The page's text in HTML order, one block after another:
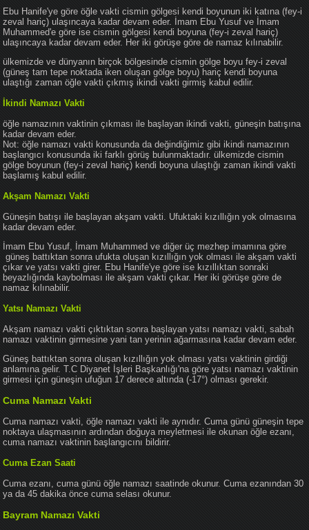
Ebu Hanife'ye göre öğle vakti cismin gölgesi kendi boyunun iki katına (fey-i
zeval hariç) ulaşıncaya kadar devam eder. İmam Ebu Yusuf ve İmam
Muhammed'e göre ise cismin gölgesi kendi boyuna (fey-i zeval hariç)
ulaşıncaya kadar devam eder. Her iki görüşe göre de namaz kılınabilir.
ülkemizde ve dünyanın birçok bölgesinde cismin gölge boyu fey-i zeval
(güneş tam tepe noktada iken oluşan gölge boyu) hariç kendi boyuna
ulaştığı zaman öğle vakti çıkmış ikindi vakti girmiş kabul edilir.
İkindi Namazı Vakti
öğle namazının vaktinin çıkması ile başlayan ikindi vakti, güneşin batışına
kadar devam eder.
Not: öğle namazı vakti konusunda da değindiğimiz gibi ikindi namazının
başlangıcı konusunda iki farklı görüş bulunmaktadır. ülkemizde cismin
gölge boyunun (fey-i zeval hariç) kendi boyuna ulaştığı zaman ikindi vakti
başlamış kabul edilir.
Akşam Namazı Vakti
Güneşin batışı ile başlayan akşam vakti. Ufuktaki kızıllığın yok olmasına
kadar devam eder.
İmam Ebu Yusuf, İmam Muhammed ve diğer üç mezhep imamına göre
güneş battıktan sonra ufukta oluşan kızıllığın yok olması ile akşam vakti
çıkar ve yatsı vakti girer. Ebu Hanife'ye göre ise kızıllıktan sonraki
beyazlığında kaybolması ile akşam vakti çıkar. Her iki görüşe göre de
namaz kılınabilir.
Yatsı Namazı Vakti
Akşam namazı vakti çıktıktan sonra başlayan yatsı namazı vakti, sabah
namazı vaktinin girmesine yani tan yerinin ağarmasına kadar devam eder.
Güneş battıktan sonra oluşan kızıllığın yok olması yatsı vaktinin girdiği
anlamına gelir. T.C Diyanet İşleri Başkanlığı'na göre yatsı namazı vaktinin
girmesi için güneşin ufuğun 17 derece altında (-17°) olması gerekir.
Cuma Namazı Vakti
Cuma namazı vakti, öğle namazı vakti ile aynıdır. Cuma günü güneşin tepe
noktaya ulaşmasının ardından doğuya meyletmesi ile okunan öğle ezanı,
cuma namazı vaktinin başlangıcını bildirir.
Cuma Ezan Saati
Cuma ezanı, cuma günü öğle namazı saatinde okunur. Cuma ezanından 30
ya da 45 dakika önce cuma selası okunur.
Bayram Namazı Vakti